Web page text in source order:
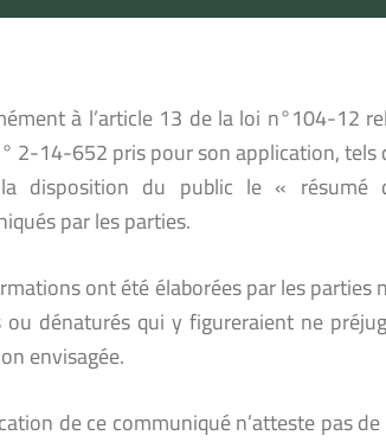
à l’article 13 de la loi n°104-12
2-14-652 pris pour son application, tels
disposition du public le « résumé
par les parties.
ont été élaborées par les
ou dénaturés qui y figureraient ne
envisagée.
de ce communiqué n’atteste pas